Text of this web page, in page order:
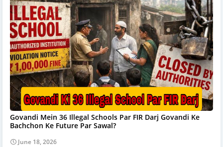
Govandi Mein 36 Illegal Schools Par FIR Darj Govandi Ke
Bachchon Ke Future Par Sawal?
June 18, 2026